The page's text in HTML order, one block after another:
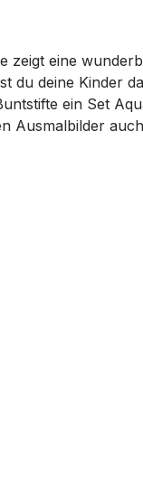
zeigt eine
du deine Kinder
ein Set
Ausmalbilder